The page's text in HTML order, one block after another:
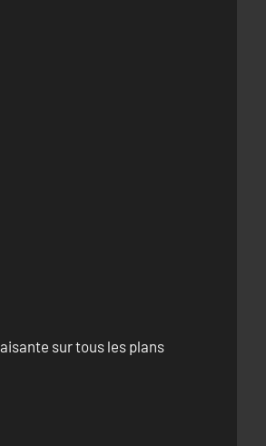
sur tous les plans